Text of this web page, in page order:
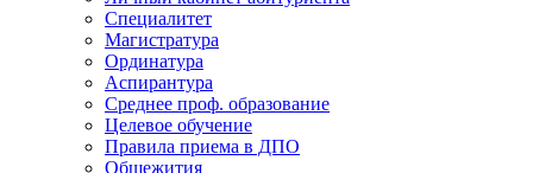
Специалитет
Магистратура
Ординатура
Аспирантура
Среднее проф. образование
Целевое обучение
Правила приема в ДПО
Общежития